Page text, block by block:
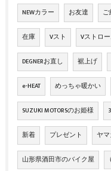
NEWカラー お友達
在庫 Vスト Vストロ
DEGNERお直し 裾上げ
e-HEAT めっちゃ暖かい
SUZUKI MOTORSのお姫様
新着 プレゼント ヤ
山形県酒田市のバイク屋